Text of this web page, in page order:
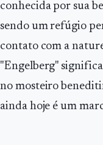
conhecida por sua
sendo um refúgio
contato com a
"Engelberg"
no mosteiro
ainda hoje é um